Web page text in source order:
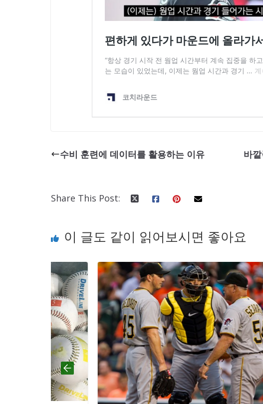
수비 훈련에 데이터를 활용하는 이유
바
Share This Post:
이 글도 같이 읽어보시면 좋아요